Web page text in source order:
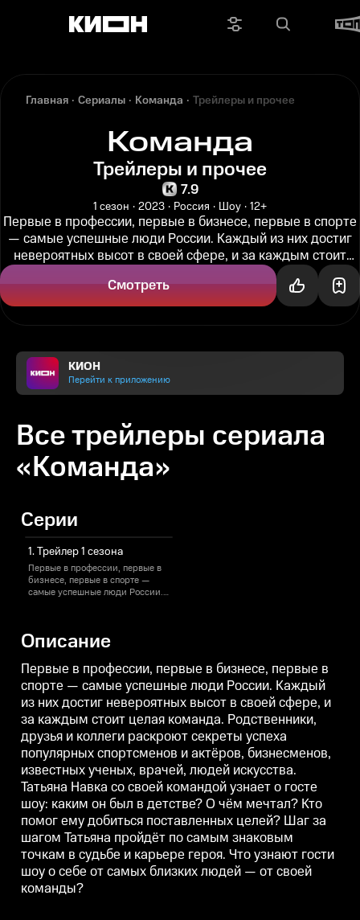
Главная Сериалы Команда Трейлеры и прочее
Команда
Трейлеры и прочее
7.9
1 сезон 2023 Россия Шоу 12+
Первые в профессии, первые в бизнесе, первые в спорте
— самые успешные люди России. Каждый из них достиг
невероятных высот в своей сфере, и за каждым стоит
Смотреть
КИОН
Перейти к приложению
Все трейлеры сериала
«Команда»
Серии
1. Трейлер 1 сезона
Первые в профессии, первые в
бизнесе, первые в спорте —
самые успешные люди России.
команда. Родственники, друзья
успеха популярных спортсменов
и актёров, бизнесменов,
известных ученых, врачей,
людей искусства. Татьяна Навка
со своей командой узнает о
госте шоу: каким он был в
детстве? О чём мечтал? Кто
помог ему добиться
поставленных целей? Шаг за
шагом Татьяна пройдёт по
самым знаковым точкам в
судьбе и карьере героя. Что
узнают гости шоу о себе от
самых близких людей — от
своей команды?
Описание
Первые в профессии, первые в бизнесе, первые в
спорте — самые успешные люди России. Каждый
из них достиг невероятных высот в своей сфере, и
за каждым стоит целая команда. Родственники,
друзья и коллеги раскроют секреты успеха
популярных спортсменов и актёров, бизнесменов,
известных ученых, врачей, людей искусства.
Татьяна Навка со своей командой узнает о госте
шоу: каким он был в детстве? О чём мечтал? Кто
помог ему добиться поставленных целей? Шаг за
шагом Татьяна пройдёт по самым знаковым
точкам в судьбе и карьере героя. Что узнают гости
шоу о себе от самых близких людей — от своей
команды?